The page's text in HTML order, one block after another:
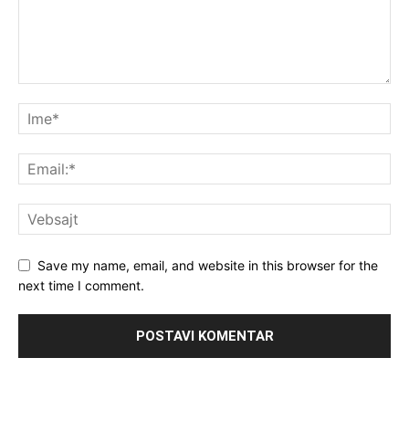
Save my name, email, and website in this browser for the
next time I comment.